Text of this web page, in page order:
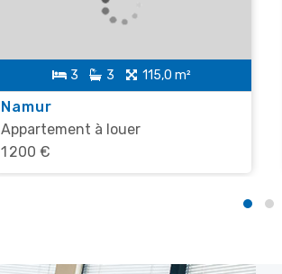
3 3 115,0 m²
Namur
Appartement à louer
1 200 €